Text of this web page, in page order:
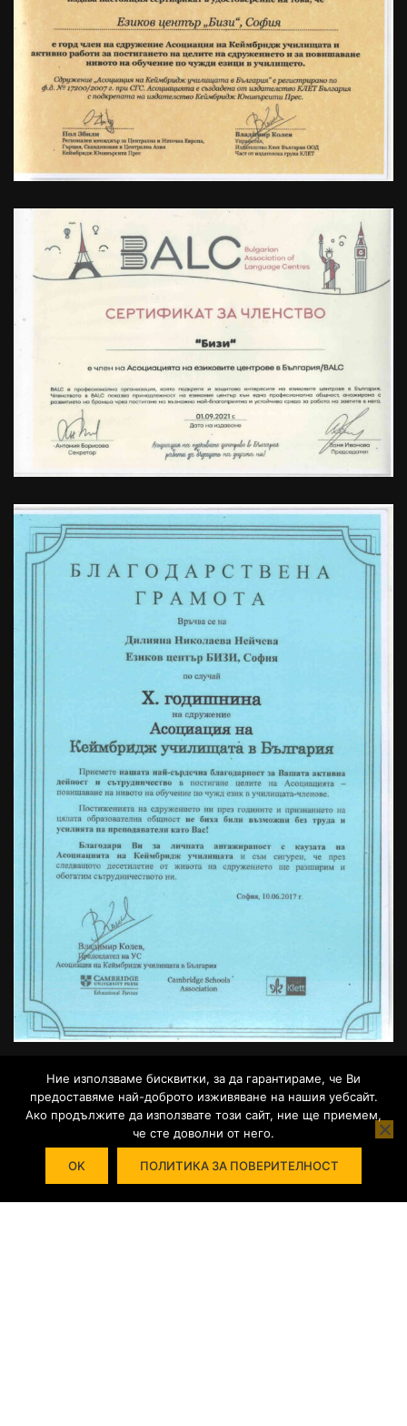
WordPress Theme L.TodorovPowered by WordPress.
Ние използваме бисквитки, за да гарантираме, че Ви
предоставяме най-доброто изживяване на нашия уебсайт.
Ако продължите да използвате този сайт, ние ще приемем,
че сте доволни от него.
OK ПОЛИТИКА ЗА ПОВЕРИТЕЛНОСТ